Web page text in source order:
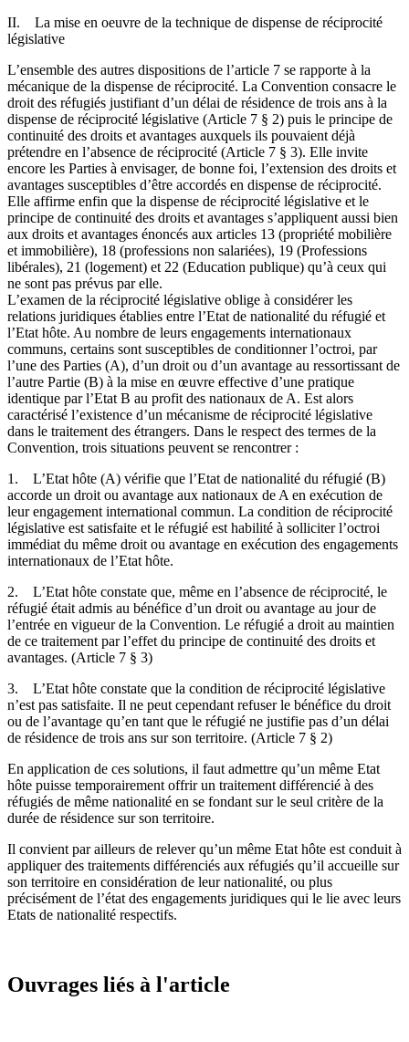
II. La mise en oeuvre de la technique de dispense de réciprocité
législative
L’ensemble des autres dispositions de l’article 7 se rapporte à la
mécanique de la dispense de réciprocité. La Convention consacre le
droit des réfugiés justifiant d’un délai de résidence de trois ans à la
dispense de réciprocité législative (Article 7 § 2) puis le principe de
continuité des droits et avantages auxquels ils pouvaient déjà
prétendre en l’absence de réciprocité (Article 7 § 3). Elle invite
encore les Parties à envisager, de bonne foi, l’extension des droits et
avantages susceptibles d’être accordés en dispense de réciprocité.
Elle affirme enfin que la dispense de réciprocité législative et le
principe de continuité des droits et avantages s’appliquent aussi bien
aux droits et avantages énoncés aux articles 13 (propriété mobilière
et immobilière), 18 (professions non salariées), 19 (Professions
libérales), 21 (logement) et 22 (Education publique) qu’à ceux qui
ne sont pas prévus par elle.
L’examen de la réciprocité législative oblige à considérer les
relations juridiques établies entre l’Etat de nationalité du réfugié et
l’Etat hôte. Au nombre de leurs engagements internationaux
communs, certains sont susceptibles de conditionner l’octroi, par
l’une des Parties (A), d’un droit ou d’un avantage au ressortissant de
l’autre Partie (B) à la mise en œuvre effective d’une pratique
identique par l’Etat B au profit des nationaux de A. Est alors
caractérisé l’existence d’un mécanisme de réciprocité législative
dans le traitement des étrangers. Dans le respect des termes de la
Convention, trois situations peuvent se rencontrer :
1. L’Etat hôte (A) vérifie que l’Etat de nationalité du réfugié (B)
accorde un droit ou avantage aux nationaux de A en exécution de
leur engagement international commun. La condition de réciprocité
législative est satisfaite et le réfugié est habilité à solliciter l’octroi
immédiat du même droit ou avantage en exécution des engagements
internationaux de l’Etat hôte.
2. L’Etat hôte constate que, même en l’absence de réciprocité, le
réfugié était admis au bénéfice d’un droit ou avantage au jour de
l’entrée en vigueur de la Convention. Le réfugié a droit au maintien
de ce traitement par l’effet du principe de continuité des droits et
avantages. (Article 7 § 3)
3. L’Etat hôte constate que la condition de réciprocité législative
n’est pas satisfaite. Il ne peut cependant refuser le bénéfice du droit
ou de l’avantage qu’en tant que le réfugié ne justifie pas d’un délai
de résidence de trois ans sur son territoire. (Article 7 § 2)
En application de ces solutions, il faut admettre qu’un même Etat
hôte puisse temporairement offrir un traitement différencié à des
réfugiés de même nationalité en se fondant sur le seul critère de la
durée de résidence sur son territoire.
Il convient par ailleurs de relever qu’un même Etat hôte est conduit à
appliquer des traitements différenciés aux réfugiés qu’il accueille sur
son territoire en considération de leur nationalité, ou plus
précisément de l’état des engagements juridiques qui le lie avec leurs
Etats de nationalité respectifs.
Ouvrages liés à l'article